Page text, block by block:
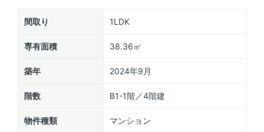
間取り 1LDK
専有面積 38.36㎡
築年 2024年9月
階数 B1-1階／4階建
物件種類 マンション